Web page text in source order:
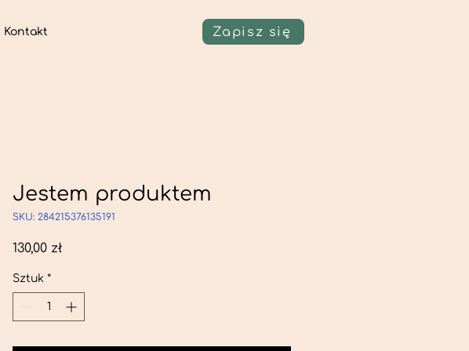
Kontakt Zapisz się
Jestem produktem
SKU: 284215376135191
130,00 zł
Sztuk *